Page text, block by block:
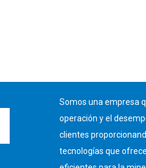
Somos una empresa
operación y el
clientes
tecnologías que